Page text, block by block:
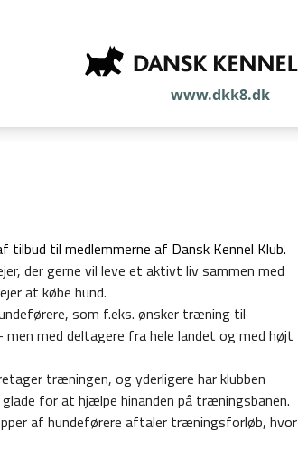
www.dkk8.dk
til medlemmerne af Dansk Kennel Klub.
der gerne vil leve et aktivt liv sammen med
at købe hund.
som f.eks. ønsker træning til
med deltagere fra hele landet og med højt
træningen, og yderligere har klubben
for at hjælpe hinanden på træningsbanen.
af hundeførere aftaler træningsforløb, hvor